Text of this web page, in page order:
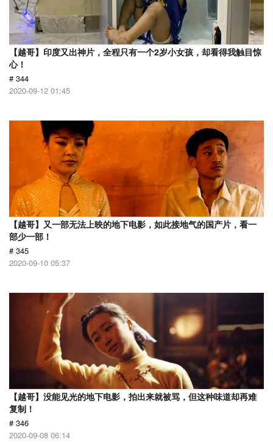
【越哥】印度又出神片，全程只有一个2岁小女孩，却看得我触目惊
心！
# 344
2020-09-12 01:45
【越哥】又一部无法上映的地下电影，如此接地气的国产片，看一
部少一部！
# 345
2020-09-10 05:37
【越哥】没能见光的地下电影，拍出来就被骂，但这种味道却再难
复制！
# 346
2020-09-08 06:14